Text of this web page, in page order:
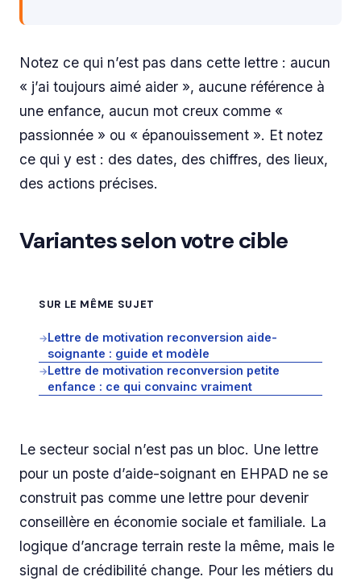
Notez ce qui n’est pas dans cette lettre : aucun
« j’ai toujours aimé aider », aucune référence à
une enfance, aucun mot creux comme «
passionnée » ou « épanouissement ». Et notez
ce qui y est : des dates, des chiffres, des lieux,
des actions précises.
Variantes selon votre cible
SUR LE MÊME SUJET
→Lettre de motivation reconversion aide-
soignante : guide et modèle
→Lettre de motivation reconversion petite
enfance : ce qui convainc vraiment
Le secteur social n’est pas un bloc. Une lettre
pour un poste d’aide-soignant en EHPAD ne se
construit pas comme une lettre pour devenir
conseillère en économie sociale et familiale. La
logique d’ancrage terrain reste la même, mais le
signal de crédibilité change. Pour les métiers du